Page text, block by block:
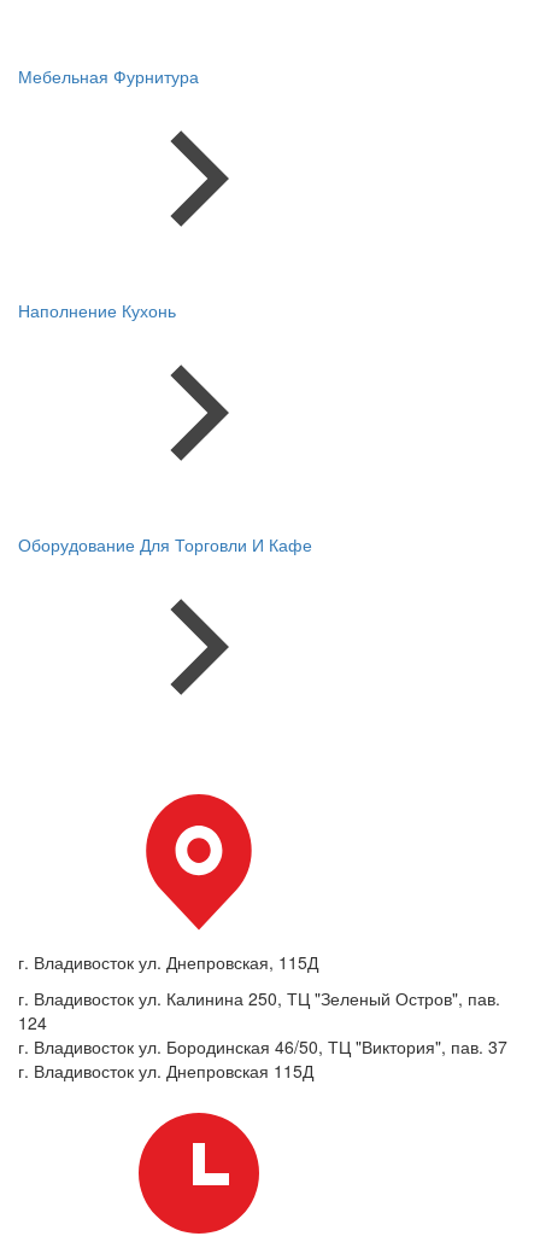
Мебельная Фурнитура
Наполнение Кухонь
Оборудование Для Торговли И Кафе
г. Владивосток ул. Днепровская, 115Д
г. Владивосток ул. Калинина 250, ТЦ "Зеленый Остров", пав.
124
г. Владивосток ул. Бородинская 46/50, ТЦ "Виктория", пав. 37
г. Владивосток ул. Днепровская 115Д